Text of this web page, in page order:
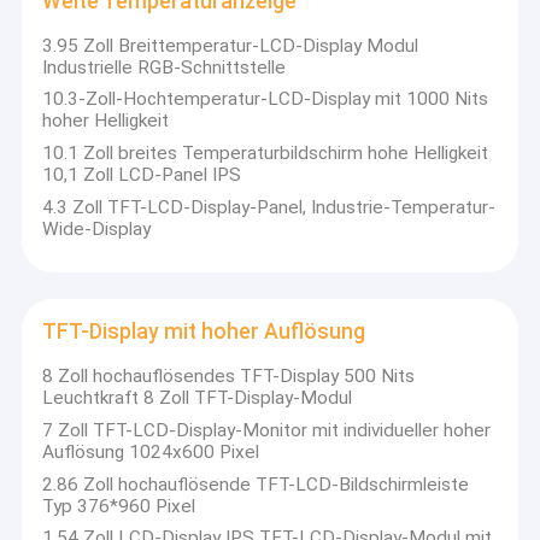
industrielle tft Anzeige
Fahrzeug-LCD-Display
Militärischer LCD-Display
Medizinisches LCD-Display
IPS TFT LCD-Anzeige
Weite Temperaturanzeige
TFT-Display mit hoher Auflösung
kundenspezifische tft Anzeige
Kapazitiver Touch Screen TFTs
3.95 Zoll Breittemperatur-LCD-Display Modul
Industrielle RGB-Schnittstelle
10.3-Zoll-Hochtemperatur-LCD-Display mit 1000 Nits
hoher Helligkeit
10.1 Zoll breites Temperaturbildschirm hohe Helligkeit
10,1 Zoll LCD-Panel IPS
4.3 Zoll TFT-LCD-Display-Panel, Industrie-Temperatur-
Wide-Display
TFT-Display mit hoher Auflösung
8 Zoll hochauflösendes TFT-Display 500 Nits
Leuchtkraft 8 Zoll TFT-Display-Modul
7 Zoll TFT-LCD-Display-Monitor mit individueller hoher
Auflösung 1024x600 Pixel
2.86 Zoll hochauflösende TFT-LCD-Bildschirmleiste
Typ 376*960 Pixel
zusammen, um ihre ultimativen Ziele zu erreichen.
ZC-tech verfügt über branchenführende automatische
Produktions- und Prüfgeräte, wie eine konstante Temperatur-
und Feuchtigkeitsmaschine, eine heiße und kalte
Einschlagmaschine, eine Salzsprühmaschine, eine
elektrostatische Pistole,Vibrationsmaschine und andere
Versuchsausrüstung, die den Kunden standardmäßige und
maßgeschneiderte Gesamtlösungen für Anzeige und Berührung
bieten kannUnsere Produkte werden in Industrie-
ZC-tech hat durch Zertifizierungen ISO9001, ISO14001,
ISO13485, IATF16949 usw. erhalten.
Professionelles Team prüft und prüft Schaltkreise,
Mechanismen und Komponenten, um sicherzustellen, dass das
Design und die Qualität jedes Projekts höchste Qualität haben.
Produktbroschüre 2.0.pdf